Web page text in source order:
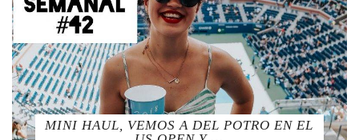
MINI HAUL, VEMOS A DEL POTRO EN EL